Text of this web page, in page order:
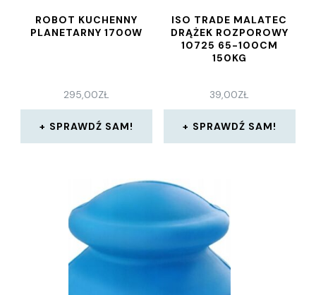
ROBOT KUCHENNY
PLANETARNY 1700W
295,00ZŁ
SPRAWDŹ SAM!
ISO TRADE MALATEC
DRĄŻEK ROZPOROWY
10725 65-100CM
150KG
39,00ZŁ
SPRAWDŹ SAM!